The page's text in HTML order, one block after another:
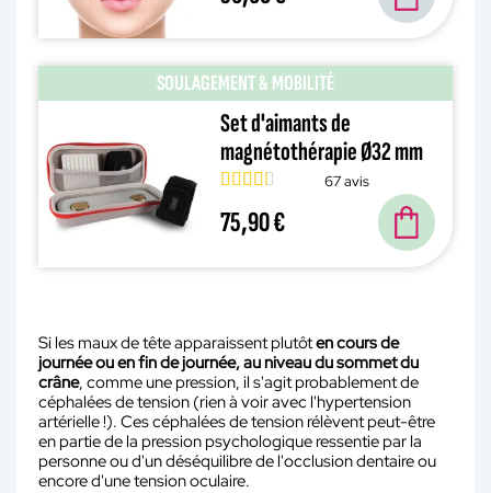
SOULAGEMENT & MOBILITÉ
Set d'aimants de
magnétothérapie Ø32 mm
67 avis
75,90 €
Si les maux de tête apparaissent plutôten cours de
journée ou en fin de journée, au niveau du sommet du
crâne, comme une pression, il s'agit probablement de
céphalées de tension (rien à voir avec l'hypertension
artérielle !). Ces céphalées de tension rélèvent peut-être
en partie de la pression psychologique ressentie par la
personne ou d'un déséquilibre de l'occlusion dentaire ou
encore d'une tension oculaire.